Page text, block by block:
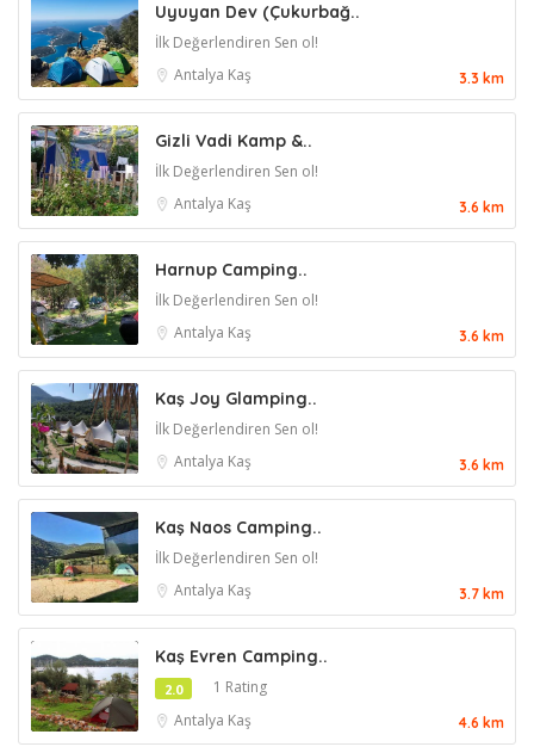
Uyuyan Dev (Çukurbağ..
İlk Değerlendiren Sen ol!
Antalya Kaş 3.3 km
Gizli Vadi Kamp &..
İlk Değerlendiren Sen ol!
Antalya Kaş 3.6 km
Harnup Camping..
İlk Değerlendiren Sen ol!
Antalya Kaş 3.6 km
Kaş Joy Glamping..
İlk Değerlendiren Sen ol!
Antalya Kaş 3.6 km
Kaş Naos Camping..
İlk Değerlendiren Sen ol!
Antalya Kaş 3.7 km
Kaş Evren Camping..
2.0
1 Rating
Antalya Kaş 4.6 km